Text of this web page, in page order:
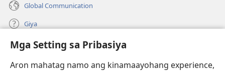
Mga Setting sa Pribasiya
Aron mahatag namo ang kinamaayohang experience,
Global Communication
Giya
Donasyon
(mo-
open